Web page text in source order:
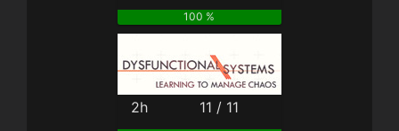
100 %
2h 11 / 11